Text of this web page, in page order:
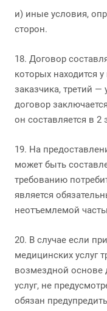
и) иные условия,
сторон.
18. Договор
которых находится
заказчика, третий —
договор
он составляется в 2
19. На
может быть
требованию
является
неотъемлемой
20. В случае если
медицинских услуг
возмездной основе
услуг, не
обязан